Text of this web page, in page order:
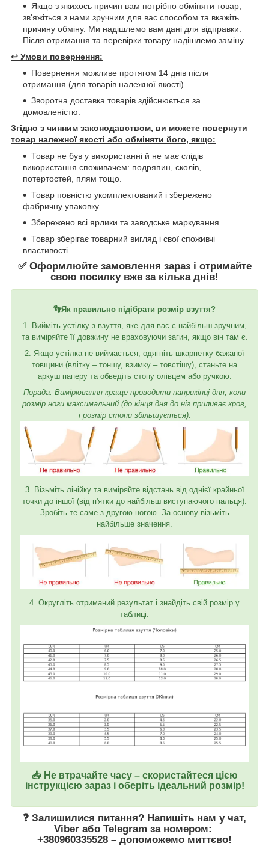
Якщо з якихось причин вам потрібно обміняти товар,
зв'яжіться з нами зручним для вас способом та вкажіть
причину обміну. Ми надішлемо вам дані для відправки.
Після отримання та перевірки товару надішлемо заміну.
↩️ Умови повернення:
Повернення можливе протягом 14 днів після
отримання (для товарів належної якості).
Зворотна доставка товарів здійснюється за
домовленістю.
Згідно з чинним законодавством, ви можете повернути
товар належної якості або обміняти його, якщо:
Товар не був у використанні й не має слідів
використання споживачем: подряпин, сколів,
потертостей, плям тощо.
Товар повністю укомплектований і збережено
фабричну упаковку.
Збережено всі ярлики та заводське маркування.
Товар зберігає товарний вигляд і свої споживчі
властивості.
✅ Оформлюйте замовлення зараз і отримайте
свою посилку вже за кілька днів!
👣Як правильно підібрати розмір взуття?
1. Вийміть устілку з взуття, яке для вас є найбільш зручним,
та виміряйте її довжину не враховуючи загин, якщо він там є.
2. Якщо устілка не виймається, одягніть шкарпетку бажаної
товщини (влітку – тоншу, взимку – товстішу), станьте на
аркуш паперу та обведіть стопу олівцем або ручкою.
Порада: Вимірювання краще проводити наприкінці дня, коли
розмір ноги максимальний (до кінця дня до ніг приливає кров,
і розмір стопи збільшується).
3. Візьміть лінійку та виміряйте відстань від однієї крайньої
точки до іншої (від п'ятки до найбільш виступаючого пальця).
Зробіть те саме з другою ногою. За основу візьміть
найбільше значення.
4. Округліть отриманий результат і знайдіть свій розмір у
таблиці.
📥 Не втрачайте часу – скористайтеся цією
інструкцією зараз і оберіть ідеальний розмір!
❓ Залишилися питання? Напишіть нам у чат,
Viber або Telegram за номером:
+380960335528 – допоможемо миттєво!